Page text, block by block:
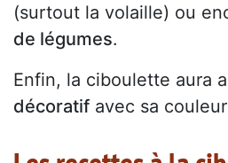
(surtout la volaille) ou
de légumes.
Enfin, la ciboulette aura
décoratif avec sa